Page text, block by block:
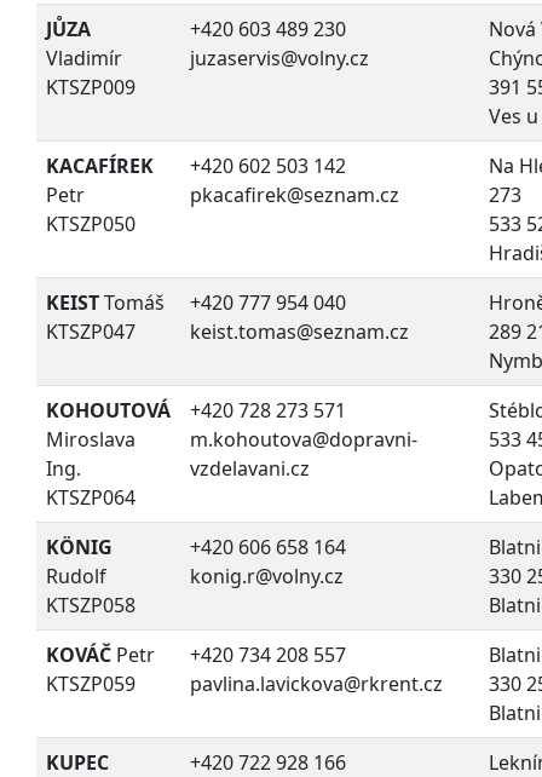
JŮZA
Vladimír
KTSZP009
+420 603 489 230
juzaservis@volny.cz
Nová
391
Ves
KACAFÍREK
Petr
KTSZP050
+420 602 503 142
pkacafirek@seznam.cz
Na
273
533
KEISTTomáš
KTSZP047
+420 777 954 040
keist.tomas@seznam.cz
289
KOHOUTOVÁ
Miroslava
Ing.
KTSZP064
+420 728 273 571
m.kohoutova@dopravni-
vzdelavani.cz
533
KÖNIG
Rudolf
KTSZP058
+420 606 658 164
konig.r@volny.cz
330
KOVÁČ Petr
KTSZP059
+420 734 208 557
pavlina.lavickova@rkrent.cz
330
KUPEC
+420 722 928 166